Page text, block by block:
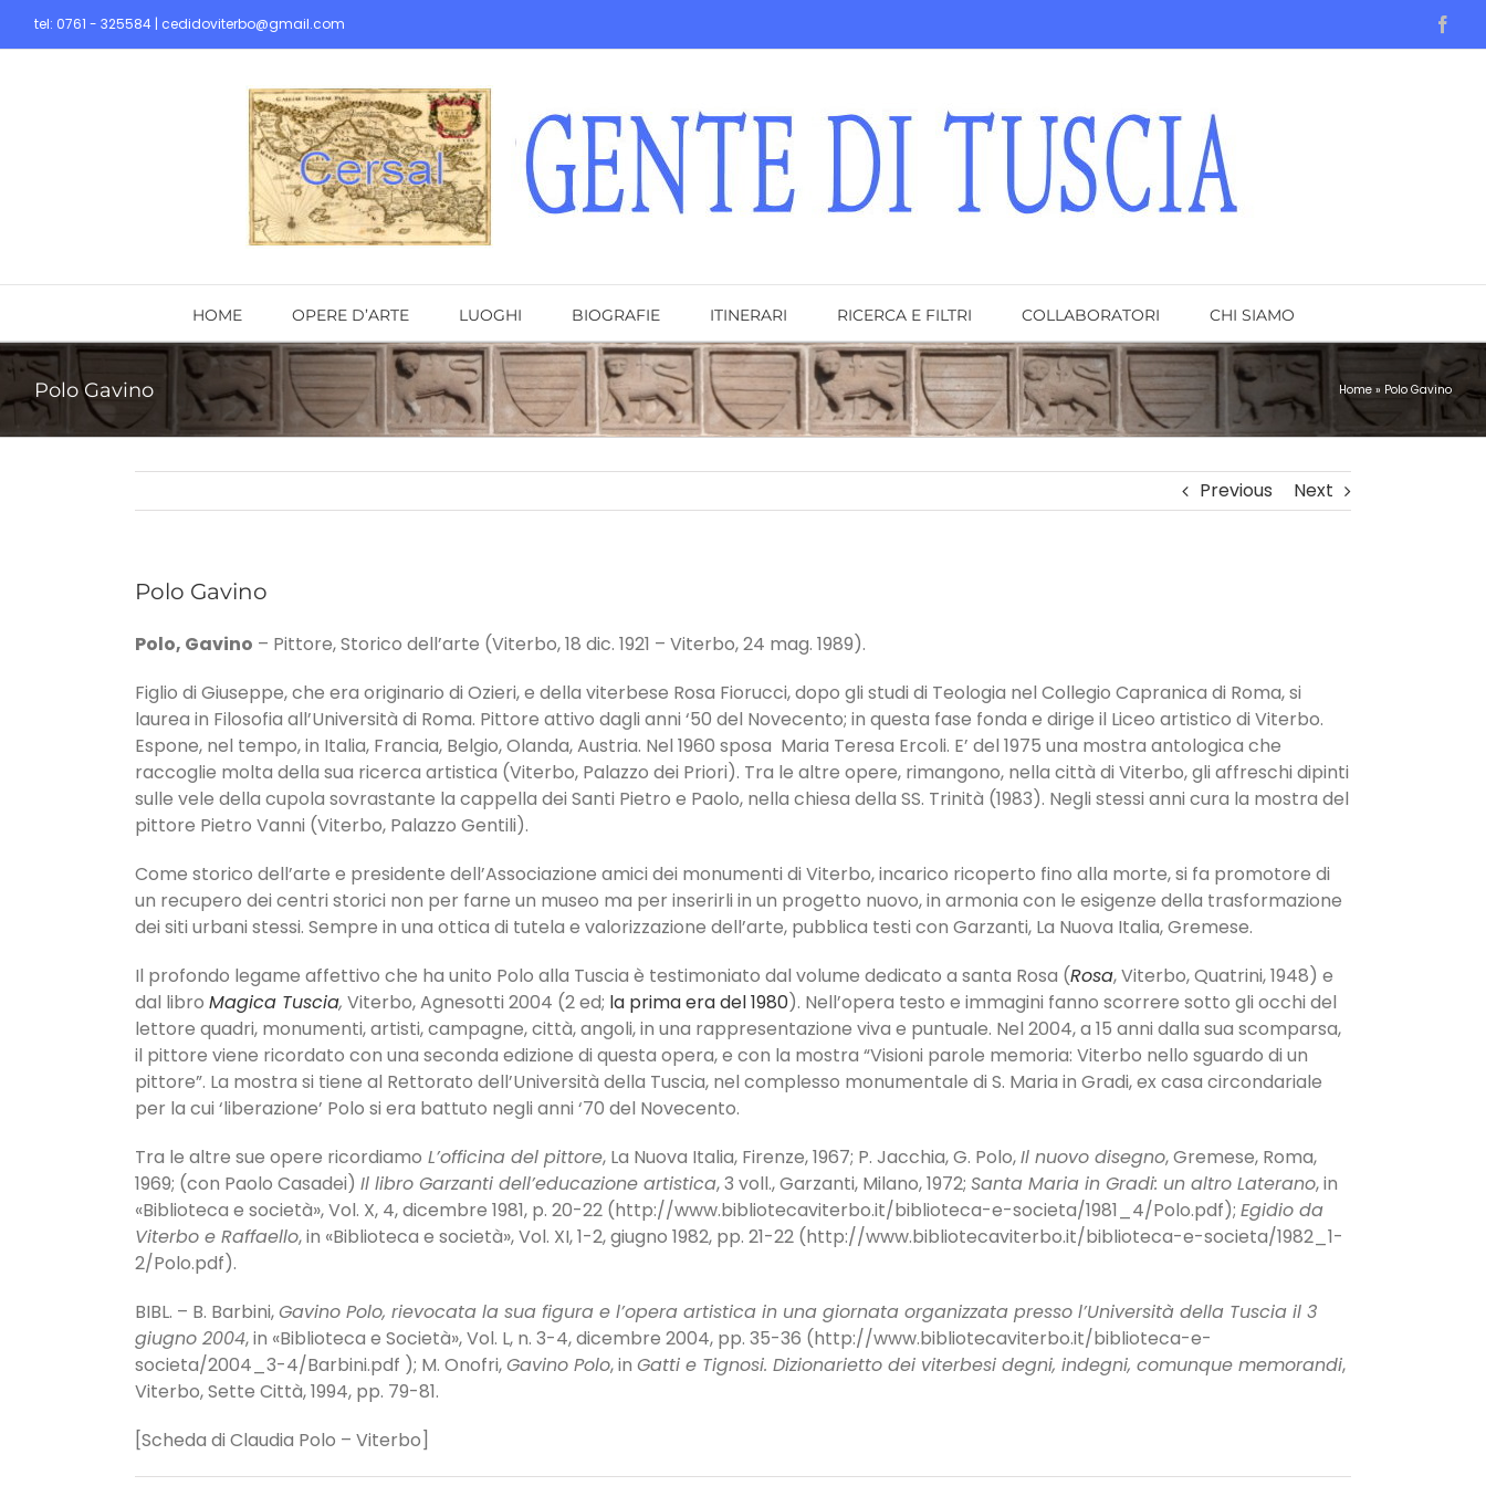
tel: 0761 - 325584 | cedidoviterbo@gmail.com
HOME OPERE D’ARTE LUOGHI BIOGRAFIE ITINERARI RICERCA E FILTRI COLLABORATORI CHI SIAMO
Polo Gavino Home » Polo Gavino
Previous Next
Polo Gavino
Polo, Gavino – Pittore, Storico dell’arte (Viterbo, 18 dic. 1921 – Viterbo, 24 mag. 1989).
Figlio di Giuseppe, che era originario di Ozieri, e della viterbese Rosa Fiorucci, dopo gli studi di Teologia nel Collegio Capranica di Roma, si
laurea in Filosofia all’Università di Roma. Pittore attivo dagli anni ‘50 del Novecento; in questa fase fonda e dirige il Liceo artistico di Viterbo.
Espone, nel tempo, in Italia, Francia, Belgio, Olanda, Austria. Nel 1960 sposa Maria Teresa Ercoli. E’ del 1975 una mostra antologica che
raccoglie molta della sua ricerca artistica (Viterbo, Palazzo dei Priori). Tra le altre opere, rimangono, nella città di Viterbo, gli affreschi dipinti
sulle vele della cupola sovrastante la cappella dei Santi Pietro e Paolo, nella chiesa della SS. Trinità (1983). Negli stessi anni cura la mostra del
pittore Pietro Vanni (Viterbo, Palazzo Gentili).
Come storico dell’arte e presidente dell’Associazione amici dei monumenti di Viterbo, incarico ricoperto fino alla morte, si fa promotore di
un recupero dei centri storici non per farne un museo ma per inserirli in un progetto nuovo, in armonia con le esigenze della trasformazione
dei siti urbani stessi. Sempre in una ottica di tutela e valorizzazione dell’arte, pubblica testi con Garzanti, La Nuova Italia, Gremese.
Il profondo legame affettivo che ha unito Polo alla Tuscia è testimoniato dal volume dedicato a santa Rosa (Rosa, Viterbo, Quatrini, 1948) e
dal libro Magica Tuscia, Viterbo, Agnesotti 2004 (2 ed; la prima era del 1980). Nell’opera testo e immagini fanno scorrere sotto gli occhi del
lettore quadri, monumenti, artisti, campagne, città, angoli, in una rappresentazione viva e puntuale. Nel 2004, a 15 anni dalla sua scomparsa,
il pittore viene ricordato con una seconda edizione di questa opera, e con la mostra “Visioni parole memoria: Viterbo nello sguardo di un
pittore”. La mostra si tiene al Rettorato dell’Università della Tuscia, nel complesso monumentale di S. Maria in Gradi, ex casa circondariale
per la cui ‘liberazione’ Polo si era battuto negli anni ‘70 del Novecento.
Tra le altre sue opere ricordiamo L’officina del pittore, La Nuova Italia, Firenze, 1967; P. Jacchia, G. Polo,Il nuovo disegno, Gremese, Roma,
1969; (con Paolo Casadei) Il libro Garzanti dell’educazione artistica, 3 voll., Garzanti, Milano, 1972; Santa Maria in Gradi: un altro Laterano, in
«Biblioteca e società», Vol. X, 4, dicembre 1981, p. 20-22 (http://www.bibliotecaviterbo.it/biblioteca-e-societa/1981_4/Polo.pdf); Egidio da
Viterbo e Raffaello, in «Biblioteca e società», Vol. XI, 1-2, giugno 1982, pp. 21-22 (http://www.bibliotecaviterbo.it/biblioteca-e-societa/1982_1-
2/Polo.pdf).
BIBL. – B. Barbini,Gavino Polo, rievocata la sua figura e l’opera artistica in una giornata organizzata presso l’Università della Tuscia il 3
giugno 2004, in «Biblioteca e Società», Vol. L, n. 3-4, dicembre 2004, pp. 35-36 (http://www.bibliotecaviterbo.it/biblioteca-e-
societa/2004_3-4/Barbini.pdf ); M. Onofri,Gavino Polo, in Gatti e Tignosi. Dizionarietto dei viterbesi degni, indegni, comunque memorandi,
Viterbo, Sette Città, 1994, pp. 79-81.
[Scheda di Claudia Polo – Viterbo]